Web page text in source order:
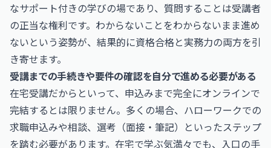
なサポート付きの学びの場であり、質問することは受講者
の正当な権利です。わからないことをわからないまま進め
ないという姿勢が、結果的に資格合格と実務力の両方を引
き寄せます。
受講までの手続きや要件の確認を自分で進める必要がある
在宅受講だからといって、申込みまで完全にオンラインで
完結するとは限りません。多くの場合、ハローワークでの
求職申込みや相談、選考（面接・筆記）といったステップ
を踏む必要があります。在宅で学ぶ気満々でも、入口の手